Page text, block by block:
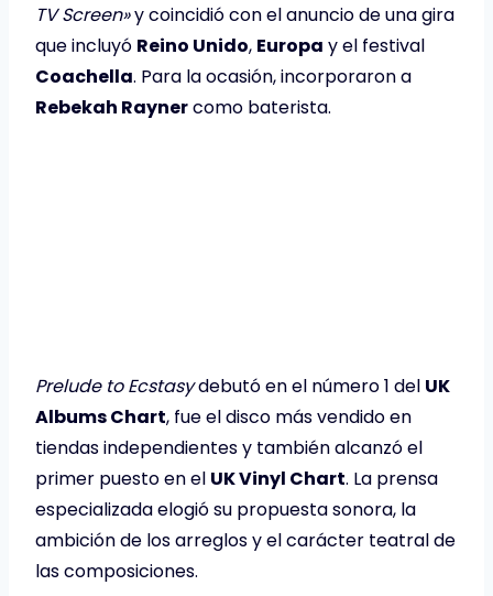
TV Screen»y coincidió con el anuncio de una gira
que incluyó Reino Unido, Europa y el festival
Coachella. Para la ocasión, incorporaron a
Rebekah Raynercomo baterista.
Prelude to Ecstasydebutó en el número 1 del UK
Albums Chart, fue el disco más vendido en
tiendas independientes y también alcanzó el
primer puesto en el UK Vinyl Chart. La prensa
especializada elogió su propuesta sonora, la
ambición de los arreglos y el carácter teatral de
las composiciones.